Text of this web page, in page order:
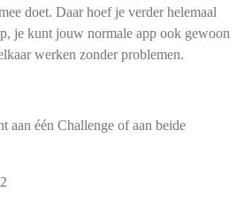
doet. Daar hoef je verder helemaal
je kunt jouw normale app ook gewoon
werken zonder problemen.
aan één Challenge of aan beide